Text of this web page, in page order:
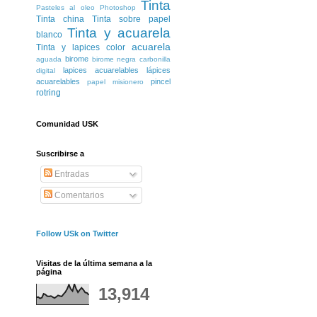
Pasteles al oleo
Photoshop Tinta
Tinta china
Tinta sobre papel
blanco Tinta y acuarela
Tinta y lapices color acuarela
aguada birome birome negra carbonilla
digital
lapices acuarelables
lápices
acuarelables
papel misionero pincel
rotring
Comunidad USK
Suscribirse a
Entradas
Comentarios
Follow USk on Twitter
Visitas de la última semana a la
página
13,914